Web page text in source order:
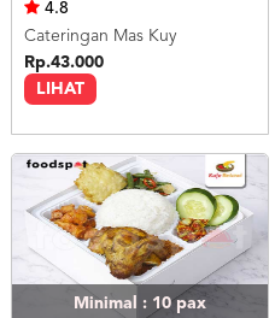
LIHAT
4.8
Cateringan Mas Kuy
Rp.43.000
Minimal : 10pax